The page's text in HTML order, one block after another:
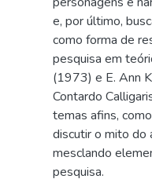
e, por último,
como forma de
pesquisa em
(1973) e E. Ann
Contardo
temas afins,
discutir o mito do
mesclando
pesquisa.